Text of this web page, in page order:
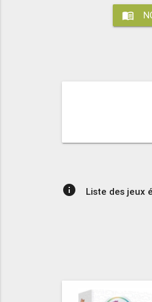
menu_book
info Liste des jeux